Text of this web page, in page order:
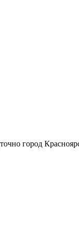
город